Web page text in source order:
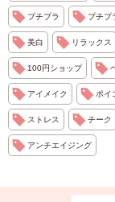
プチプラ プチプ
美白 リラックス
100円ショップ
アイメイク ポイ
ストレス チーク
アンチエイジング